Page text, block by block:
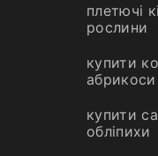
плетючі
рослини
купити
абрикоси
купити
обліпихи